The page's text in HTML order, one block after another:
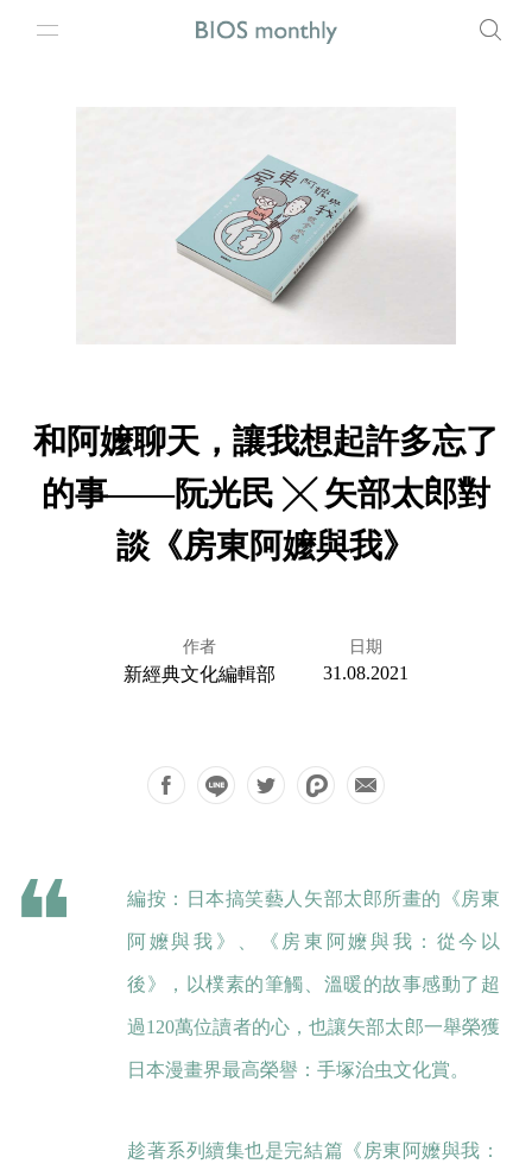
和阿嬤聊天，讓我想起許多忘了
的事——阮光民 ╳ 矢部太郎對
談《房東阿嬤與我》
作者
新經典文化編輯部
日期
31.08.2021
編按：日本搞笑藝人矢部太郎所畫的《房東
阿嬤與我》、《房東阿嬤與我：從今以
後》，以樸素的筆觸、溫暖的故事感動了超
過120萬位讀者的心，也讓矢部太郎一舉榮獲
日本漫畫界最高榮譽：手塚治虫文化賞。
趁著系列續集也是完結篇《房東阿嬤與我：